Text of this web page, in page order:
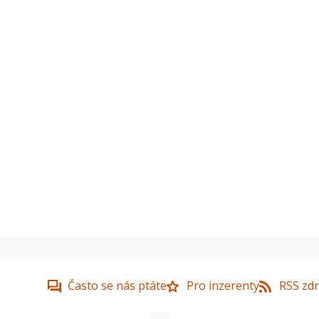
Často se nás ptáte Pro inzerenty RSS